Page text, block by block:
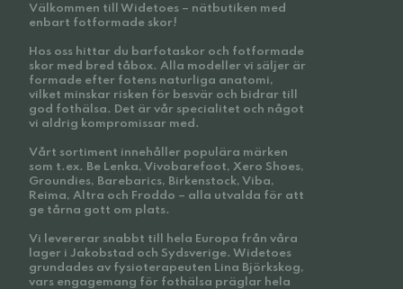
Välkommen till Widetoes – nätbutiken med
enbart fotformade skor!
Hos oss hittar du barfotaskor och fotformade
skor med bred tåbox. Alla modeller vi säljer är
formade efter fotens naturliga anatomi,
vilket minskar risken för besvär och bidrar till
god fothälsa. Det är vår specialitet och något
vi aldrig kompromissar med.
Vårt sortiment innehåller populära märken
som t.ex. Be Lenka, Vivobarefoot, Xero Shoes,
Groundies, Barebarics, Birkenstock, Viba,
Reima, Altra och Froddo – alla utvalda för att
ge tårna gott om plats.
Vi levererar snabbt till hela Europa från våra
lager i Jakobstad och Sydsverige. Widetoes
grundades av fysioterapeuten Lina Björkskog,
vars engagemang för fothälsa präglar hela